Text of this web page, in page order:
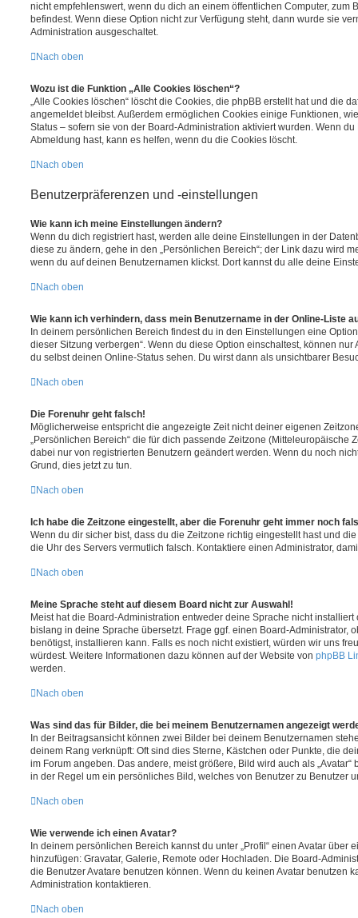
nicht empfehlenswert, wenn du dich an einem öffentlichen Computer, zum
befindest. Wenn diese Option nicht zur Verfügung steht, dann wurde sie
Administration ausgeschaltet.
Nach oben
Wozu ist die Funktion „Alle Cookies löschen“?
„Alle Cookies löschen“ löscht die Cookies, die phpBB erstellt hat und die
angemeldet bleibst. Außerdem ermöglichen Cookies einige Funktionen,
Status – sofern sie von der Board-Administration aktiviert wurden. Wenn
Abmeldung hast, kann es helfen, wenn du die Cookies löscht.
Nach oben
Benutzerpräferenzen und -einstellungen
Wie kann ich meine Einstellungen ändern?
Wenn du dich registriert hast, werden alle deine Einstellungen in der
diese zu ändern, gehe in den „Persönlichen Bereich“; der Link dazu wird
wenn du auf deinen Benutzernamen klickst. Dort kannst du alle deine
Nach oben
Wie kann ich verhindern, dass mein Benutzername in der Online-Liste
In deinem persönlichen Bereich findest du in den Einstellungen eine
dieser Sitzung verbergen“. Wenn du diese Option einschaltest, können
du selbst deinen Online-Status sehen. Du wirst dann als unsichtbarer
Nach oben
Die Forenuhr geht falsch!
Möglicherweise entspricht die angezeigte Zeit nicht deiner eigenen
„Persönlichen Bereich“ die für dich passende Zeitzone (Mitteleuropäische
dabei nur von registrierten Benutzern geändert werden. Wenn du noch
Grund, dies jetzt zu tun.
Nach oben
Ich habe die Zeitzone eingestellt, aber die Forenuhr geht immer noch
Wenn du dir sicher bist, dass du die Zeitzone richtig eingestellt hast und
die Uhr des Servers vermutlich falsch. Kontaktiere einen Administrator,
Nach oben
Meine Sprache steht auf diesem Board nicht zur Auswahl!
Meist hat die Board-Administration entweder deine Sprache nicht
bislang in deine Sprache übersetzt. Frage ggf. einen Board-Administrator,
benötigst, installieren kann. Falls es noch nicht existiert, würden wir uns
würdest. Weitere Informationen dazu können auf der Website von phpBB
werden.
Nach oben
Was sind das für Bilder, die bei meinem Benutzernamen angezeigt
In der Beitragsansicht können zwei Bilder bei deinem Benutzernamen
deinem Rang verknüpft: Oft sind dies Sterne, Kästchen oder Punkte, die
im Forum angeben. Das andere, meist größere, Bild wird auch als
in der Regel um ein persönliches Bild, welches von Benutzer zu Benutzer
Nach oben
Wie verwende ich einen Avatar?
In deinem persönlichen Bereich kannst du unter „Profil“ einen Avatar über
hinzufügen: Gravatar, Galerie, Remote oder Hochladen. Die Board-
die Benutzer Avatare benutzen können. Wenn du keinen Avatar benutzen
Administration kontaktieren.
Nach oben